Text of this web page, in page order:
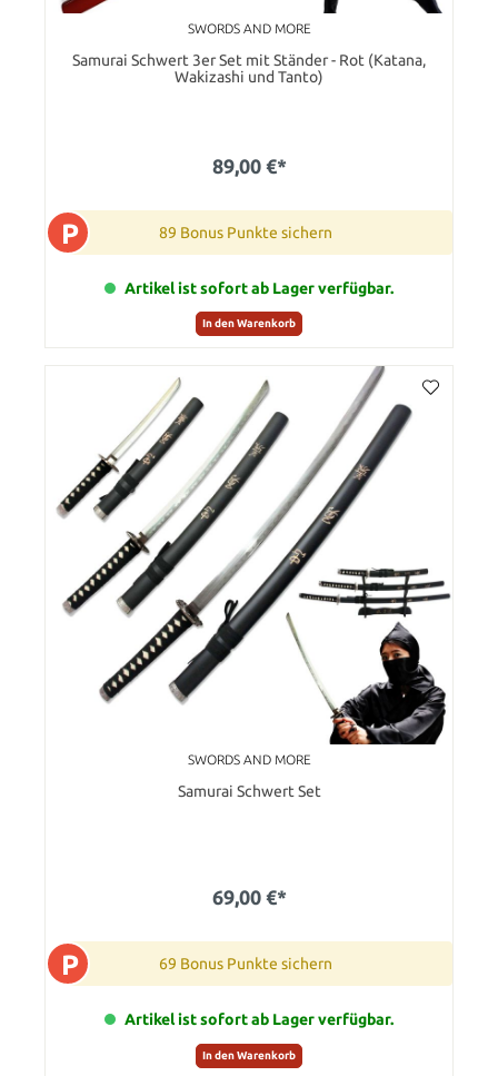
SWORDS AND MORE
Samurai Schwert 3er Set mit Ständer - Rot (Katana,
Wakizashi und Tanto)
89,00 €*
P 89 Bonus Punkte sichern
Artikel ist sofort ab Lager verfügbar.
In den Warenkorb
SWORDS AND MORE
Samurai Schwert Set
69,00 €*
P 69 Bonus Punkte sichern
Artikel ist sofort ab Lager verfügbar.
In den Warenkorb